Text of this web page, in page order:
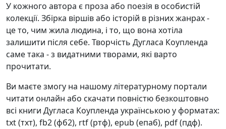
У кожного автора є проза або поезія в особистій
колекції. Збірка віршів або історій в різних жанрах -
це то, чим жила людина, і то, що вона хотіла
залишити після себе. Творчість Дугласа Коупленда
саме така - з видатними творами, які варто
прочитати.
Ви маєте змогу на нашому літературному портали
читати онлайн або скачати повністю безкоштовно
всі книги Дугласа Коупленда українською у форматах:
txt (тхт), fb2 (фб2), rtf (ртф), epub (епаб), pdf (пдф).